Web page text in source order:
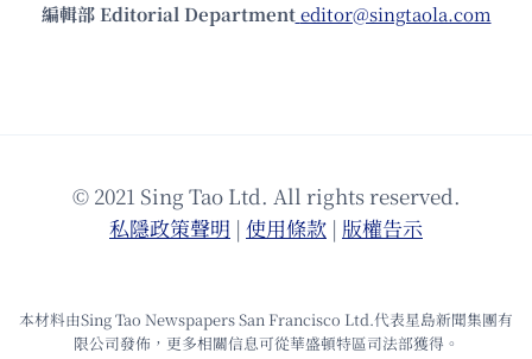
編輯部 Editorial Department editor@singtaola.com
© 2021 Sing Tao Ltd. All rights reserved.
私隱政策聲明 | 使⽤條款 | 版權告⽰
本材料由Sing Tao Newspapers San Francisco Ltd.代表星島新聞集團有
限公司發佈，更多相關信息可從華盛頓特區司法部獲得。